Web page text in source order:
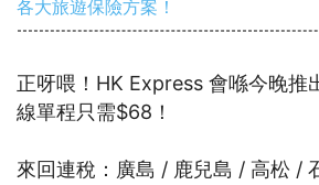
各大旅遊保險方案！
正呀喂！HK Express 會喺今晚推
線單程只需$68！
來回連稅：廣島 / 鹿兒島 / 高松 /